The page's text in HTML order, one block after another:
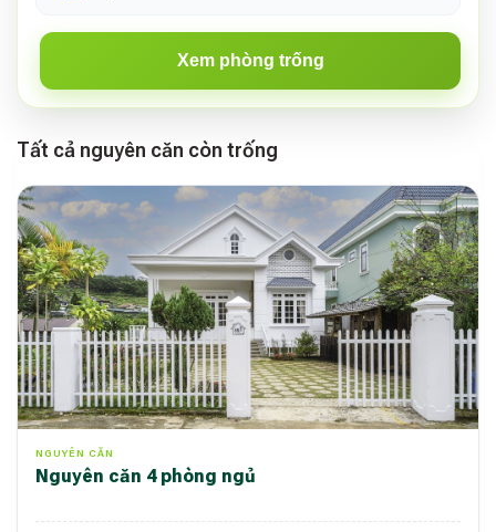
Xem phòng trống
Tất cả nguyên căn còn trống
NGUYÊN CĂN
Nguyên căn 4 phòng ngủ